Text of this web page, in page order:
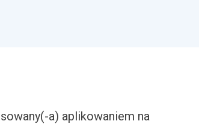
a) aplikowaniem na